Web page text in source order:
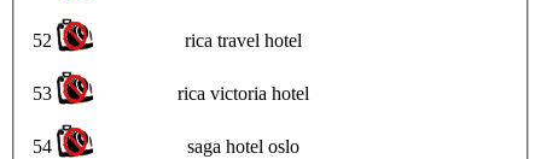
52 rica travel hotel
53 rica victoria hotel
54 saga hotel oslo